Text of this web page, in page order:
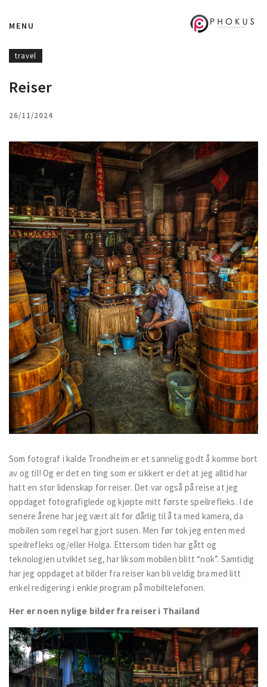
MENU
travel
Reiser
26/11/2024
Som fotograf i kalde Trondheim er et sannelig godt å komme bort
av og til! Og er det en ting som er sikkert er det at jeg alltid har
hatt en stor lidenskap for reiser. Det var også på reise at jeg
oppdaget fotografiglede og kjøpte mitt første speilrefleks. I de
senere årene har jeg vært alt for dårlig til å ta med kamera, da
mobilen som regel har gjort susen. Men før tok jeg enten med
speilrefleks og/eller Holga. Ettersom tiden har gått og
teknologien utviklet seg, har liksom mobilen blitt “nok”. Samtidig
har jeg oppdaget at bilder fra reiser kan bli veldig bra med litt
enkel redigering i enkle program på mobiltelefonen.
Her er noen nylige bilder fra reiser i Thailand